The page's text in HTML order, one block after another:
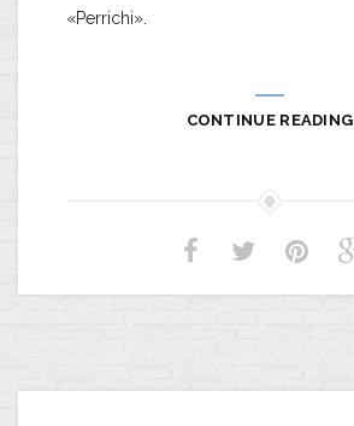
«Perrichi».
CONTINUE READING